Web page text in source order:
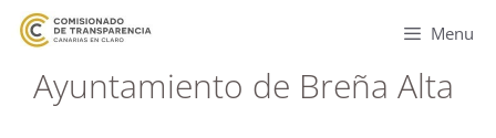
Menu
Ayuntamiento de Breña Alta